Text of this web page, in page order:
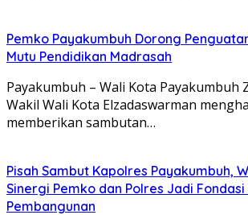
Pemko Payakumbuh Dorong
Mutu Pendidikan Madrasah
Payakumbuh – Wali Kota Payakumbuh
Wakil Wali Kota Elzadaswarman
memberikan sambutan…
Pisah Sambut Kapolres Payakumbuh,
Sinergi Pemko dan Polres Jadi
Pembangunan